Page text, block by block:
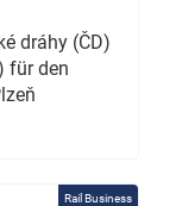
dráhy (ČD)
für den
Rail Business